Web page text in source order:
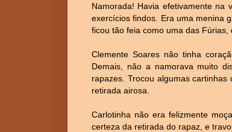
Namorada! Havia efetivamente na
exercícios findos. Era uma menina
ficou tão feia como uma das
Clemente Soares não tinha
Demais, não a namorava muito
rapazes. Trocou algumas
retirada airosa.
Carlotinha não era felizmente
certeza da retirada do rapaz, e